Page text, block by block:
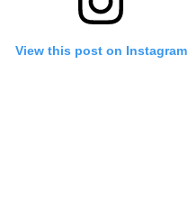
View this post on Instagram